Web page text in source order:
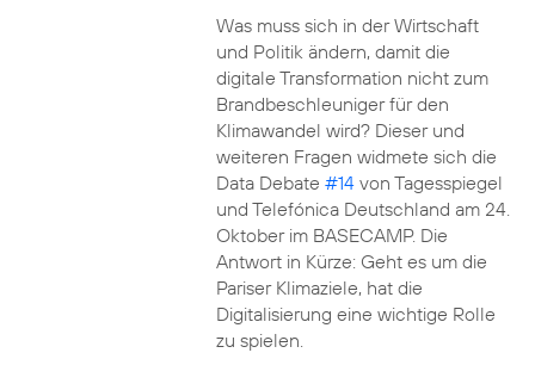
Was muss sich in der Wirtschaft
und Politik ändern, damit die
digitale Transformation nicht zum
Brandbeschleuniger für den
Klimawandel wird? Dieser und
weiteren Fragen widmete sich die
Data Debate #14von Tagesspiegel
und Telefónica Deutschland am 24.
Oktober im BASECAMP. Die
Antwort in Kürze: Geht es um die
Pariser Klimaziele, hat die
Digitalisierung eine wichtige Rolle
zu spielen.